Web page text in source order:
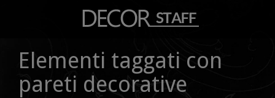
Elementi taggati con
pareti decorative